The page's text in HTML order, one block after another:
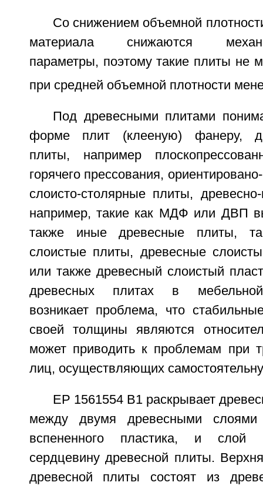
Со снижением объемной
материала снижаются
параметры, поэтому такие плиты не
при средней объемной плотности
Под древесными плитами
форме плит (клееную) фанеру,
плиты, например
горячего прессования,
слоисто-столярные плиты,
например, такие как МДФ или ДВП
также иные древесные плиты,
слоистые плиты, древесные
или также древесный слоистый
древесных плитах в
возникает проблема, что
своей толщины являются
может приводить к проблемам при
лиц, осуществляющих
ЕР 1561554 В1 раскрывает
между двумя древесными
вспененного пластика, и слой
сердцевину древесной плиты.
древесной плиты состоят из